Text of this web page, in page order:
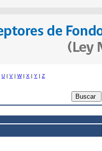
U | V | W| X | Y | Z